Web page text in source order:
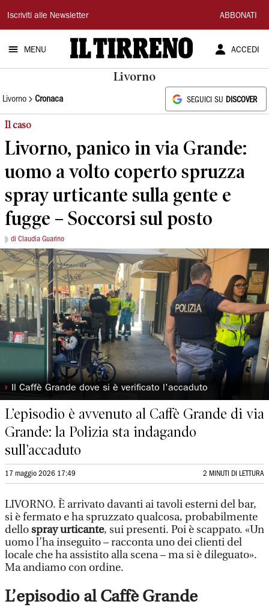
Il
Tirreno
Iscriviti alle Newsletter ABBONATI
MENU ACCEDI
Livorno
Livorno Cronaca SEGUICI SU DISCOVER
Il caso
Livorno, panico in via Grande:
uomo a volto coperto spruzza
spray urticante sulla gente e
fugge – Soccorsi sul posto
di Claudia Guarino
◗ Il Caffè Grande dove si è verificato l'accaduto
L’episodio è avvenuto al Caffè Grande di via
Grande: la Polizia sta indagando
sull’accaduto
17 maggio 2026 17:49 2 MINUTI DI LETTURA
LIVORNO. È arrivato davanti ai tavoli esterni del bar,
si è fermato e ha spruzzato qualcosa, probabilmente
dellospray urticante, sui presenti. Poi è scappato. «Un
uomo l’ha inseguito – racconta uno dei clienti del
locale che ha assistito alla scena – ma si è dileguato».
Ma andiamo con ordine.
L’episodio al Caffè Grande